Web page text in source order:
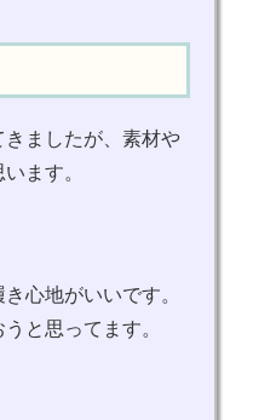
きましたが、素材や
ます。
心地がいいです。
と思ってます。